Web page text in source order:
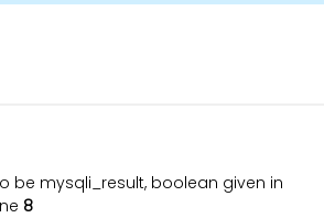
be mysqli_result, boolean given in
8